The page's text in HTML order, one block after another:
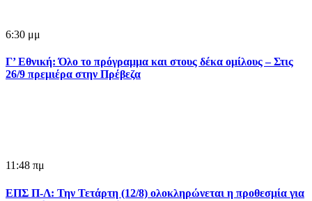
6:30 μμ
Γ’ Εθνική: Όλο το πρόγραμμα και στους δέκα ομίλους – Στις
26/9 πρεμιέρα στην Πρέβεζα
11:48 πμ
ΕΠΣ Π-Λ: Την Τετάρτη (12/8) ολοκληρώνεται η προθεσμία για